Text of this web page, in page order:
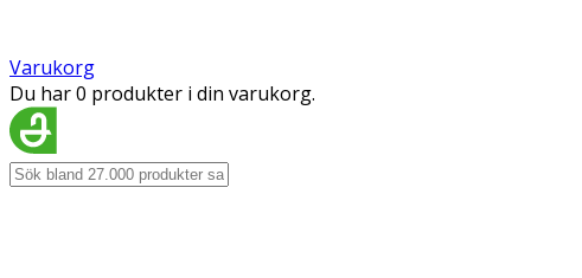
Varukorg
Du har 0 produkter i din varukorg.